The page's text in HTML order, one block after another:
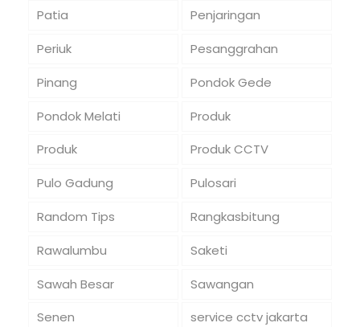
Patia
Penjaringan
Periuk
Pesanggrahan
Pinang
Pondok Gede
Pondok Melati
Produk
Produk
Produk CCTV
Pulo Gadung
Pulosari
Random Tips
Rangkasbitung
Rawalumbu
Saketi
Sawah Besar
Sawangan
Senen
service cctv jakarta